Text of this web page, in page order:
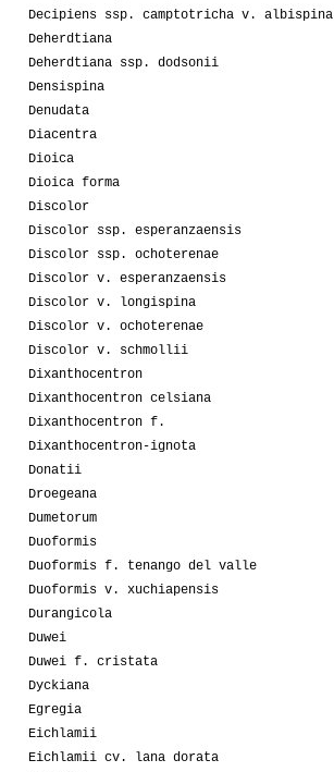
Decipiens ssp. camptotricha v. albispina
Deherdtiana
Deherdtiana ssp. dodsonii
Densispina
Denudata
Diacentra
Dioica
Dioica forma
Discolor
Discolor ssp. esperanzaensis
Discolor ssp. ochoterenae
Discolor v. esperanzaensis
Discolor v. longispina
Discolor v. ochoterenae
Discolor v. schmollii
Dixanthocentron
Dixanthocentron celsiana
Dixanthocentron f.
Dixanthocentron-ignota
Donatii
Droegeana
Dumetorum
Duoformis
Duoformis f. tenango del valle
Duoformis v. xuchiapensis
Durangicola
Duwei
Duwei f. cristata
Dyckiana
Egregia
Eichlamii
Eichlamii cv. lana dorata